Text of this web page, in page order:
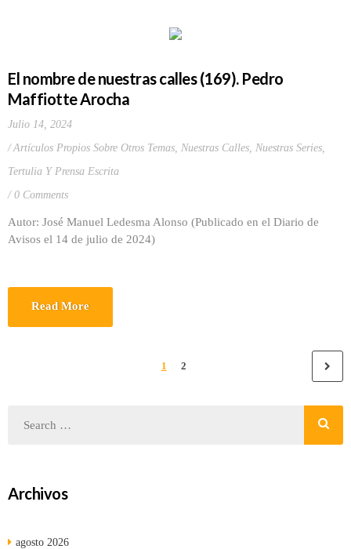
El nombre de nuestras calles (169). Pedro
Maffiotte Arocha
Julio 14, 2024
Artículos Propios Sobre Otros Temas, Nuestras Calles, Nuestras Series,
Tertulia Y Prensa Escrita
0 Comments
Autor: José Manuel Ledesma Alonso (Publicado en el Diario de
Avisos el 14 de julio de 2024)
Read More
1 2
Archivos
agosto 2026